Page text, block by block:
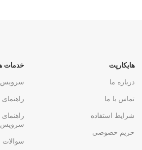
هایکارپت
درباره ما
تماس با ما
شرایط استفاده
حریم خصوصی
خدمات
سرویس
راهنمای
سرویس
سوالات